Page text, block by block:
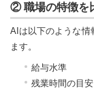
② 職場の特徴を
AIは以下のような情
ます。
給与水準
残業時間の目安